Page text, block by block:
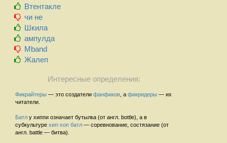
Втентакле
чи не
Шкила
ампулда
Mband
Жалеп
Интересные определения:
Фикрайтеры — это создатели фанфиков , а фикридеры — их
читатели.
Батл у хиппи означает бутылка (от англ. bottle), а в
субкультуре хип-хоп батл — соревнование, состязание (от
англ. battle — битва).